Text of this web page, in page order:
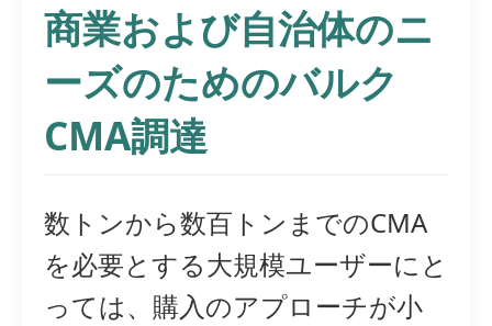
商業および自治体のニ
ーズのためのバルク
CMA調達
数トンから数百トンまでのCMA
を必要とする大規模ユーザーにと
っては、購入のアプローチが小